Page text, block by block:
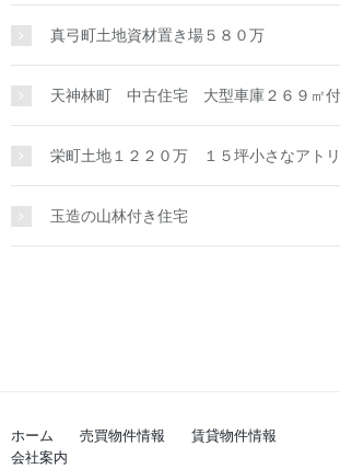
真弓町土地資材置き場５８０万
天神林町 中古住宅 大型車庫２６９㎡
栄町土地１２２０万 １５坪小さなアト
玉造の山林付き住宅
ホーム 売買物件情報
賃貸物件情報
会社案内